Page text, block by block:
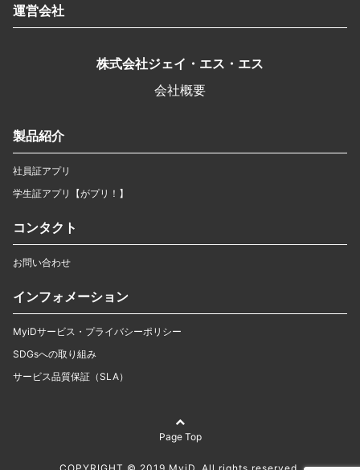
運営会社
株式会社ジェイ・エス・エス
会社概要
製品紹介
社員証アプリ
学生証アプリ【がプリ！】
コンタクト
お問い合わせ
インフォメーション
MyiDサービス・プライバシーポリシー
SDGsへの取り組み
サービス品質保証（SLA）
Page Top